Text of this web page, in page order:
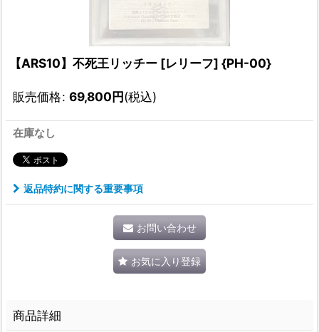
【ARS10】不死王リッチー [レリーフ] {PH-00}
販売価格: 69,800円(税込)
在庫なし
返品特約に関する重要事項
お問い合わせ
お気に入り登録
商品詳細